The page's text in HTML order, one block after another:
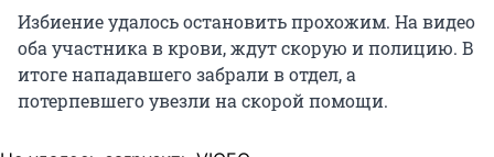
Избиение удалось остановить прохожим. На видео
оба участника в крови, ждут скорую и полицию. В
итоге нападавшего забрали в отдел, а
потерпевшего увезли на скорой помощи.